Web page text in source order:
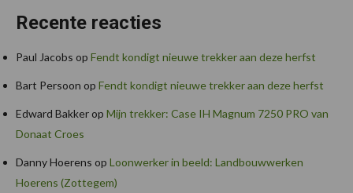
Recente reacties
Paul Jacobs op Fendt kondigt nieuwe trekker aan deze herfst
Bart Persoon op Fendt kondigt nieuwe trekker aan deze herfst
Edward Bakkerop Mijn trekker: Case IH Magnum 7250 PRO van
Donaat Croes
Danny Hoerens op Loonwerker in beeld: Landbouwwerken
Hoerens (Zottegem)